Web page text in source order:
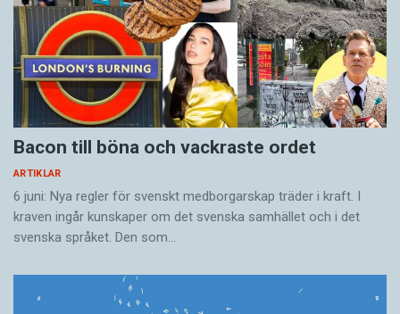
Bacon till böna och vackraste ordet
ARTIKLAR
6 juni: Nya regler för svenskt medborgarskap träder i kraft. I
kraven ingår kunskaper om det svenska samhället och i det
svenska språket. Den som…